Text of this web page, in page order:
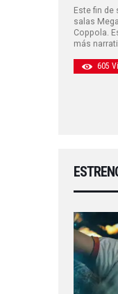
Este fin de
salas
Coppola.
más
605